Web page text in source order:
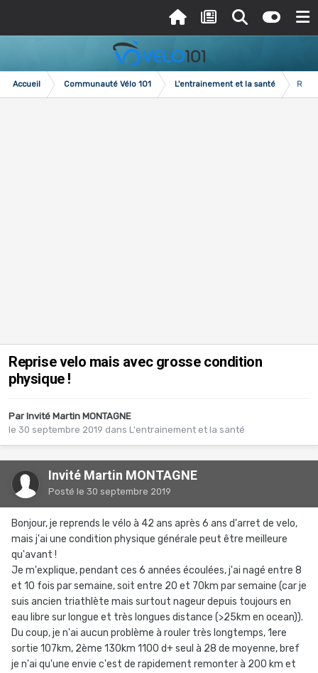
Accueil Communauté Vélo 101 L'entrainement et la santé
Reprise velo mais avec grosse condition
physique !
Par Invité Martin MONTAGNE
le 30 septembre 2019 dans L'entrainement et la santé
Invité Martin MONTAGNE
Posté le 30 septembre 2019
Bonjour, je reprends le vélo à 42 ans après 6 ans d'arret de velo,
mais j'ai une condition physique générale peut être meilleure
qu'avant !
Je m'explique, pendant ces 6 années écoulées, j'ai nagé entre 8
et 10 fois par semaine, soit entre 20 et 70km par semaine (car je
suis ancien triathlète mais surtout nageur depuis toujours en
eau libre sur longue et très longues distance (>25km en ocean)).
Du coup, je n'ai aucun problème à rouler très longtemps, 1ere
sortie 107km, 2ème 130km 1100 d+ seul à 28 de moyenne, bref
je n'ai qu'une envie c'est de rapidement remonter à 200 km et